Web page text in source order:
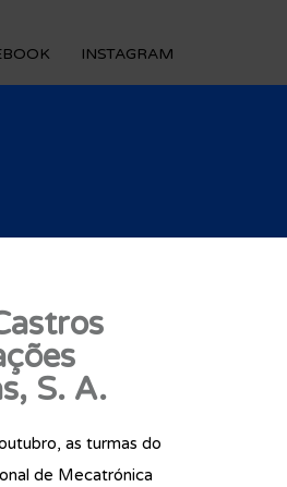
INSTAGRAM
S. A.
as turmas do
de Mecatrónica